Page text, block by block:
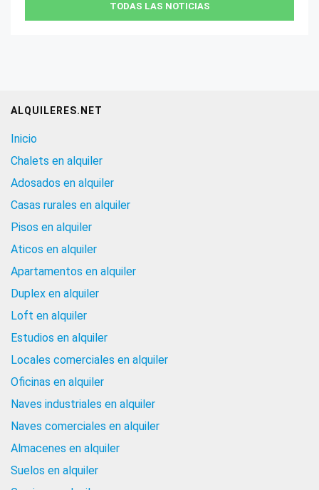
TODAS LAS NOTICIAS
ALQUILERES.NET
Inicio
Chalets en alquiler
Adosados en alquiler
Casas rurales en alquiler
Pisos en alquiler
Aticos en alquiler
Apartamentos en alquiler
Duplex en alquiler
Loft en alquiler
Estudios en alquiler
Locales comerciales en alquiler
Oficinas en alquiler
Naves industriales en alquiler
Naves comerciales en alquiler
Almacenes en alquiler
Suelos en alquiler